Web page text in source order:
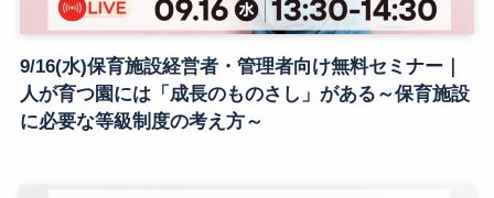
9/16(水)保育施設経営者・管理者向け無料セミナー｜
人が育つ園には「成長のものさし」がある～保育施設
に必要な等級制度の考え方～